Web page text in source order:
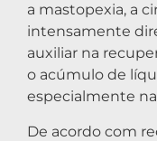
a mastopexia, a
intensamente
auxiliar na
o acúmulo de
especialmente
De acordo com